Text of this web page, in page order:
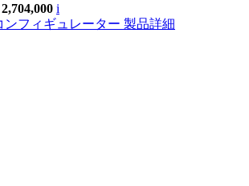
i
ンフィギュレーター 製品詳細